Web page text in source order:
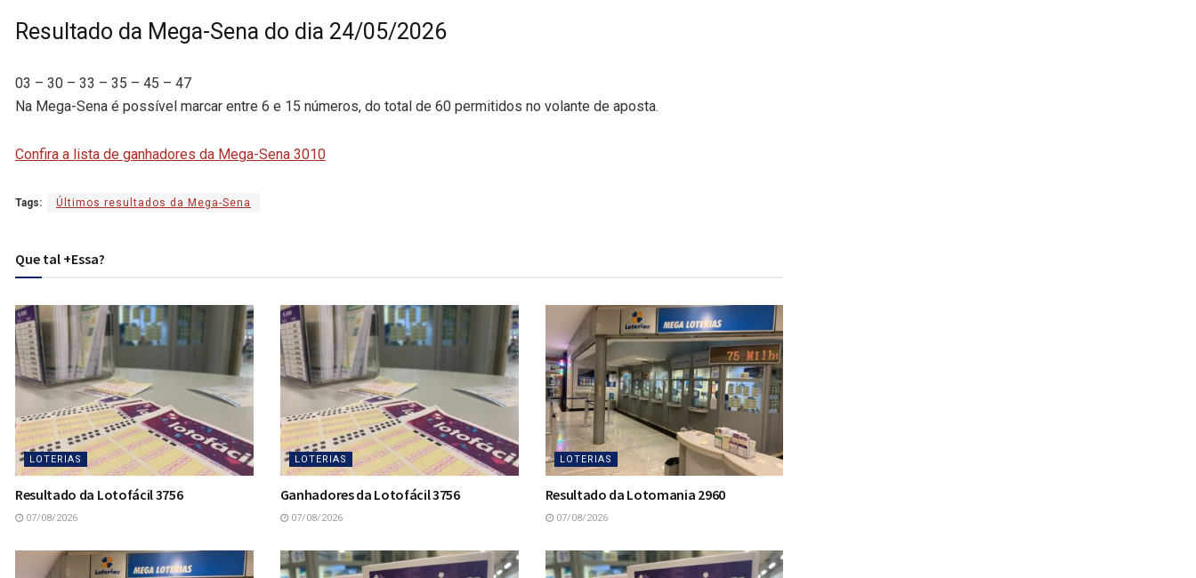
Resultado da Mega-Sena do dia 24/05/2026
03 – 30 – 33 – 35 – 45 – 47
Na Mega-Sena é possível marcar entre 6 e 15 números, do total de 60 permitidos no volante de aposta.
Confira a lista de ganhadores da Mega-Sena 3010
Tags: Últimos resultados da Mega-Sena
Que tal +Essa?
LOTERIAS
Resultado da Lotofácil 3756
07/08/2026
LOTERIAS
Ganhadores da Lotofácil 3756
07/08/2026
LOTERIAS
Resultado da Lotomania 2960
07/08/2026